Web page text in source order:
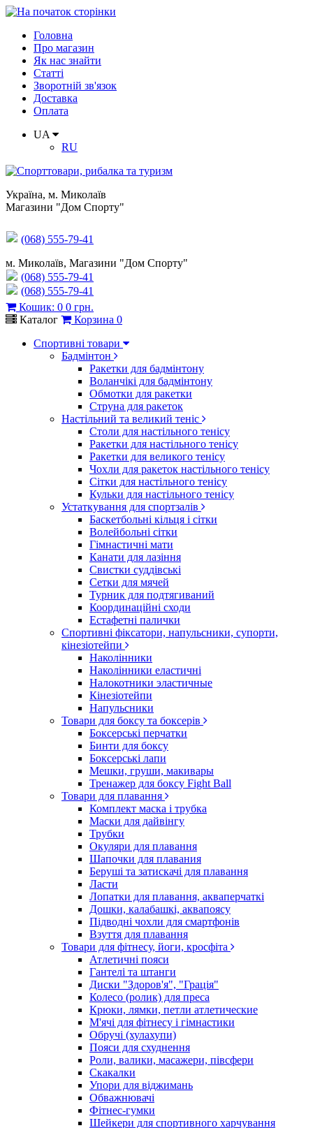
Головна
Про магазин
Як нас знайти
Статті
Зворотній зв'язок
Доставка
Оплата
UA
RU
Україна, м. Миколаїв
Магазини "Дом Спорту"
(068) 555-79-41
м. Миколаїв, Магазини "Дом Спорту"
(068) 555-79-41
(068) 555-79-41
Кошик: 0 0 грн.
Каталог
Корзина 0
Спортивні товари
Бадмінтон
Ракетки для бадмінтону
Воланчікі для бадмінтону
Обмотки для ракетки
Струна для ракеток
Настільний та великий теніс
Столи для настільного тенісу
Ракетки для настільного тенісу
Ракетки для великого тенісу
Чохли для ракеток настільного тенісу
Сітки для настільного тенісу
Кульки для настільного тенісу
Устаткування для спортзалів
Баскетбольні кільця і сітки
Волейбольні сітки
Гімнастичні мати
Канати для лазіння
Свистки суддівські
Сетки для мячей
Турник для подтягиваний
Координаційні сходи
Естафетні палички
Спортивні фіксатори, напульсники, супорти,
кінезіотейпи
Наколінники
Наколінники еластичні
Налокотники эластичные
Кінезіотейпи
Напульсники
Товари для боксу та боксерів
Боксерські перчатки
Бинти для боксу
Боксерські лапи
Мешки, груши, макивары
Тренажер для боксу Fight Ball
Товари для плавання
Комплект маска і трубка
Маски для дайвінгу
Трубки
Окуляри для плавання
Шапочки для плавания
Беруші та затискачі для плавання
Ласти
Лопатки для плавання, акваперчаткі
Дошки, калабашкі, аквапоясу
Підводні чохли для смартфонів
Взуття для плавання
Товари для фітнесу, йоги, кросфіта
Атлетичні пояси
Гантелі та штанги
Диски "Здоров'я", "Грація"
Колесо (ролик) для преса
Крюки, лямки, петли атлетические
М'ячі для фітнесу і гімнастики
Обручі (хулахупи)
Пояси для схуднення
Роли, валики, масажери, півсфери
Скакалки
Упори для віджимань
Обважнювачі
Фітнес-гумки
Шейкери для спортивного харчування